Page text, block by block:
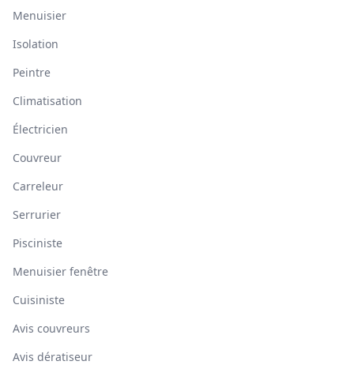
Menuisier
Isolation
Peintre
Climatisation
Électricien
Couvreur
Carreleur
Serrurier
Pisciniste
Menuisier fenêtre
Cuisiniste
Avis couvreurs
Avis dératiseur